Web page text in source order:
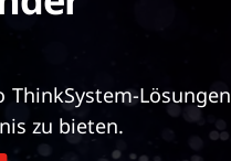
Lösungen
zu bieten.